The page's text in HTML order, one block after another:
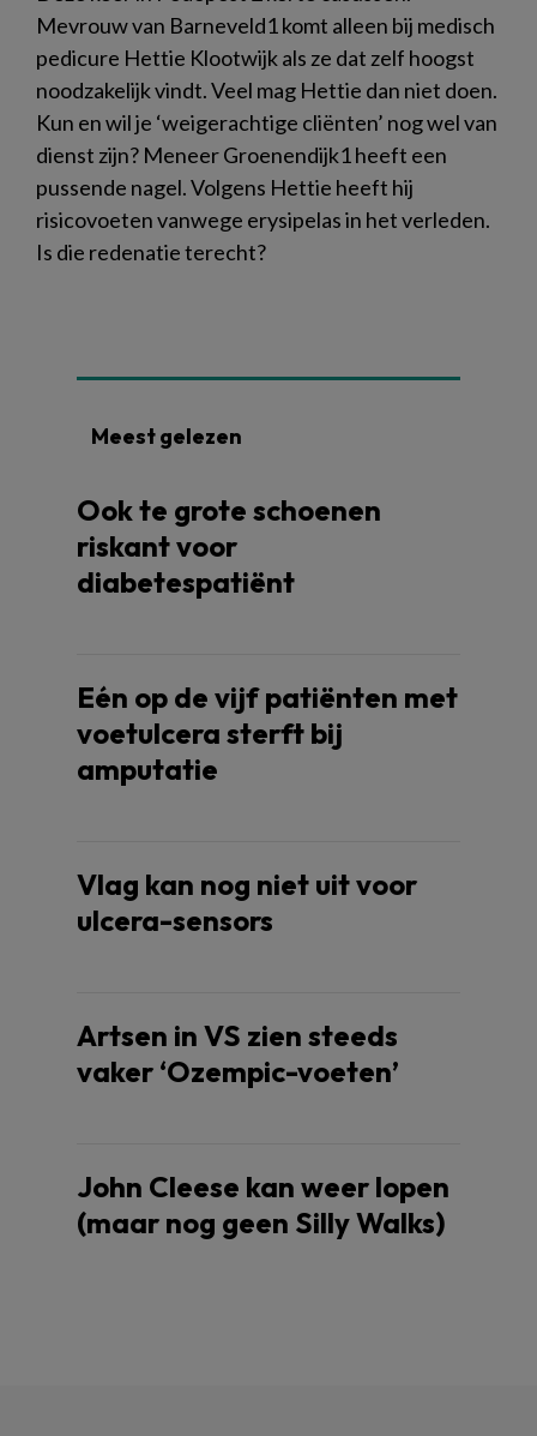
Mevrouw van Barneveld1 komt alleen bij medisch
pedicure Hettie Klootwijk als ze dat zelf hoogst
noodzakelijk vindt. Veel mag Hettie dan niet doen.
Kun en wil je ‘weigerachtige cliënten’ nog wel van
dienst zijn? Meneer Groenendijk1 heeft een
pussende nagel. Volgens Hettie heeft hij
risicovoeten vanwege erysipelas in het verleden.
Is die redenatie terecht?
Meest gelezen
Ook te grote schoenen
riskant voor
diabetespatiënt
Eén op de vijf patiënten met
voetulcera sterft bij
amputatie
Vlag kan nog niet uit voor
ulcera-sensors
Artsen in VS zien steeds
vaker ‘Ozempic-voeten’
John Cleese kan weer lopen
(maar nog geen Silly Walks)